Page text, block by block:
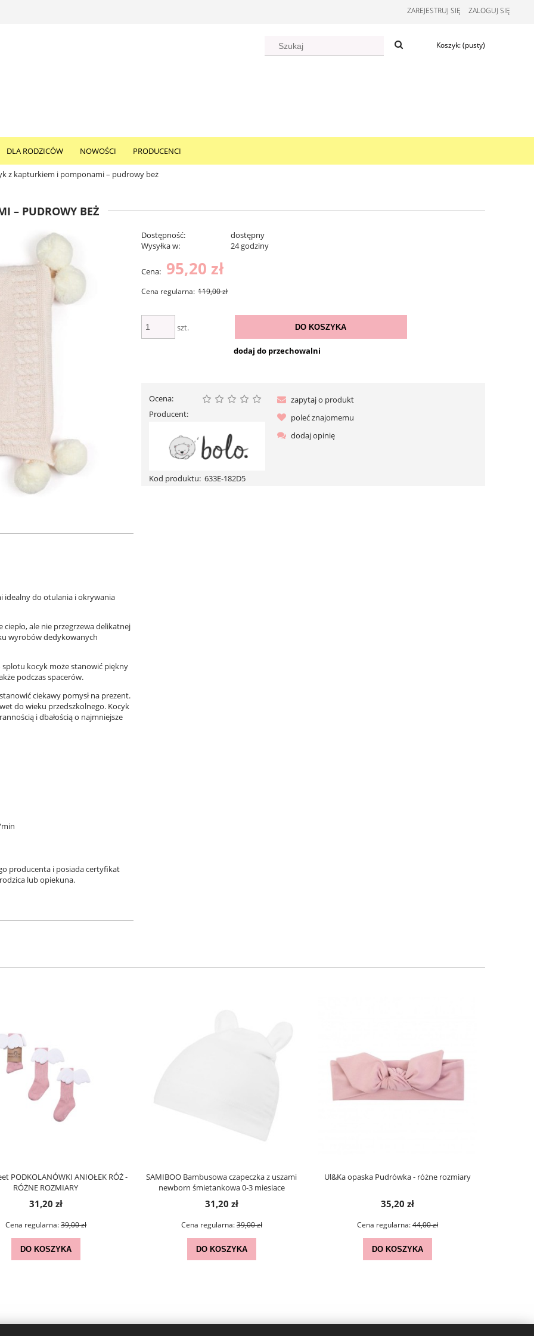
ZAREJESTRUJ SIĘ ZALOGUJ SIĘ
Koszyk:(pusty)
DLA RODZICÓW NOWOŚCI PRODUCENCI
z kapturkiem i pomponami – pudrowy beż
– PUDROWY BEŻ
Dostępność:
dostępny
Wysyłka w:
24 godziny
Cena: 95,20 zł
Cena regularna: 119,00 zł
szt. DO KOSZYKA
dodaj do przechowalni
Ocena:
Producent:
Kod produktu: 633E-182D5
zapytaj o produkt
poleć znajomemu
dodaj opinię
idealny do otulania i okrywania
ale nie przegrzewa delikatnej
wyrobów dedykowanych
kocyk może stanowić piękny
podczas spacerów.
ciekawy pomysł na prezent.
do wieku przedszkolnego. Kocyk
i dbałością o najmniejsze
producenta i posiada certyfikat
lub opiekuna.
PODKOLANÓWKI ANIOŁEK RÓŻ -
RÓŻNE ROZMIARY
31,20 zł
Cena regularna:39,00 zł
DO KOSZYKA
SAMIBOO Bambusowa czapeczka z uszami
newborn śmietankowa 0-3 miesiące
31,20 zł
Cena regularna:39,00 zł
DO KOSZYKA
Ul&Ka opaska Pudrówka - różne rozmiary
35,20 zł
Cena regularna:44,00 zł
DO KOSZYKA